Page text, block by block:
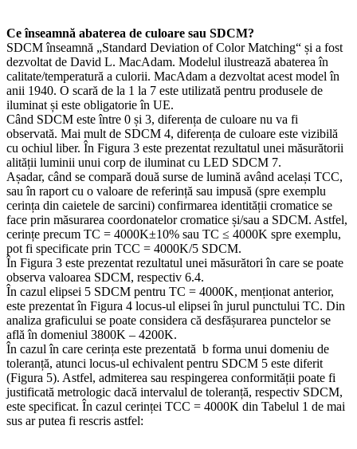
Ce înseamnă abaterea de culoare sau SDCM?
SDCM înseamnă „Standard Deviation of Color Matching“ și a fost
dezvoltat de David L. MacAdam. Modelul ilustrează abaterea în
calitate/temperatură a culorii. MacAdam a dezvoltat acest model în
anii 1940. O scară de la 1 la 7 este utilizată pentru produsele de
iluminat și este obligatorie în UE.
Când SDCM este între 0 și 3, diferența de culoare nu va fi
observată. Mai mult de SDCM 4, diferența de culoare este vizibilă
cu ochiul liber. În Figura 3 este prezentat rezultatul unei măsurătorii
alității luminii unui corp de iluminat cu LED SDCM 7.
Așadar, când se compară două surse de lumină având același TCC,
sau în raport cu o valoare de referință sau impusă (spre exemplu
cerința din caietele de sarcini) confirmarea identității cromatice se
face prin măsurarea coordonatelor cromatice și/sau a SDCM. Astfel,
cerințe precum TC = 4000K±10% sau TC ≤ 4000K spre exemplu,
pot fi specificate prin TCC = 4000K/5 SDCM.
În Figura 3 este prezentat rezultatul unei măsurători în care se poate
observa valoarea SDCM, respectiv 6.4.
În cazul elipsei 5 SDCM pentru TC = 4000K, menționat anterior,
este prezentat în Figura 4 locus-ul elipsei în jurul punctului TC. Din
analiza graficului se poate considera că desfășurarea punctelor se
află în domeniul 3800K – 4200K.
În cazul în care cerința este prezentată b forma unui domeniu de
toleranță, atunci locus-ul echivalent pentru SDCM 5 este diferit
(Figura 5). Astfel, admiterea sau respingerea conformității poate fi
justificată metrologic dacă intervalul de toleranță, respectiv SDCM,
este specificat. În cazul cerinței TCC = 4000K din Tabelul 1 de mai
sus ar putea fi rescris astfel: